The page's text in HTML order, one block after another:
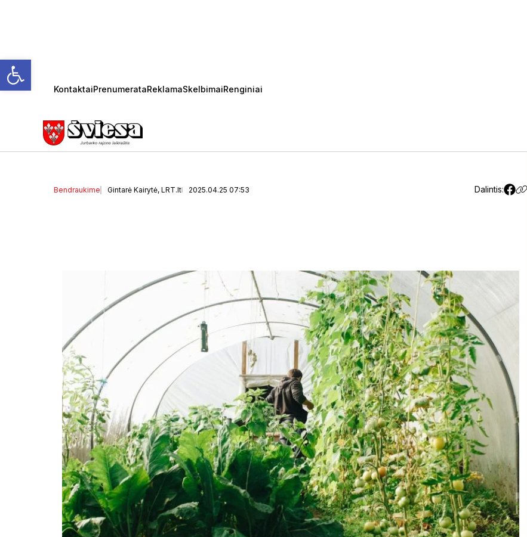
Open toolbar
KontaktaiPrenumerataReklamaSkelbimaiRenginiai
Klausiate – atsakome. Ar žvakė šiltnamyje padės
augalams nesušalti?
Bendraukime Gintarė Kairytė, LRT.lt 2025.04.25 07:53 Dalintis: